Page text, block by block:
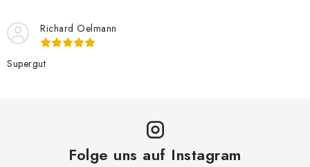
Richard Oelmann
Supergut
Folge uns auf Instagram